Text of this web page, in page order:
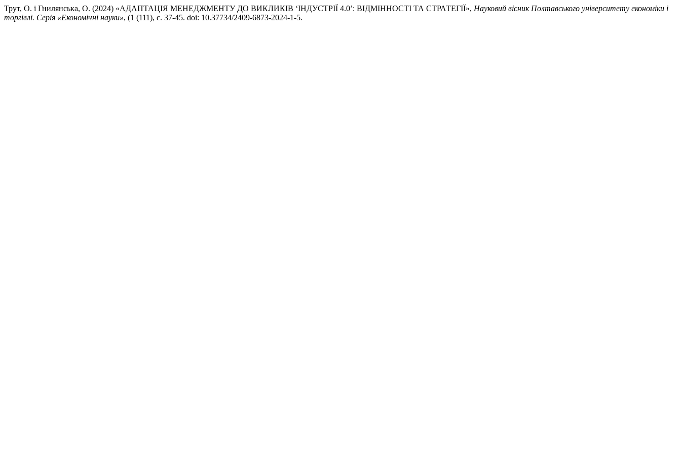
Трут, О. і Гнилянська, О. (2024) «АДАПТАЦІЯ МЕНЕДЖМЕНТУ ДО ВИКЛИКІВ ‘ІНДУСТРІЇ 4.0’: ВІДМІННОСТІ ТА СТРАТЕГІЇ», Науковий вісник Полтавського університету економіки і
торгівлі. Серія «Економічні науки», (1 (111), с. 37-45. doi: 10.37734/2409-6873-2024-1-5.